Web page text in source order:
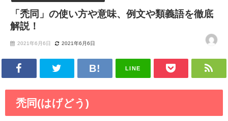
「禿同」の使い方や意味、例文や類義語を徹底
解説！
2021年6月6日 2021年6月6日
LINE
禿同(はげどう)